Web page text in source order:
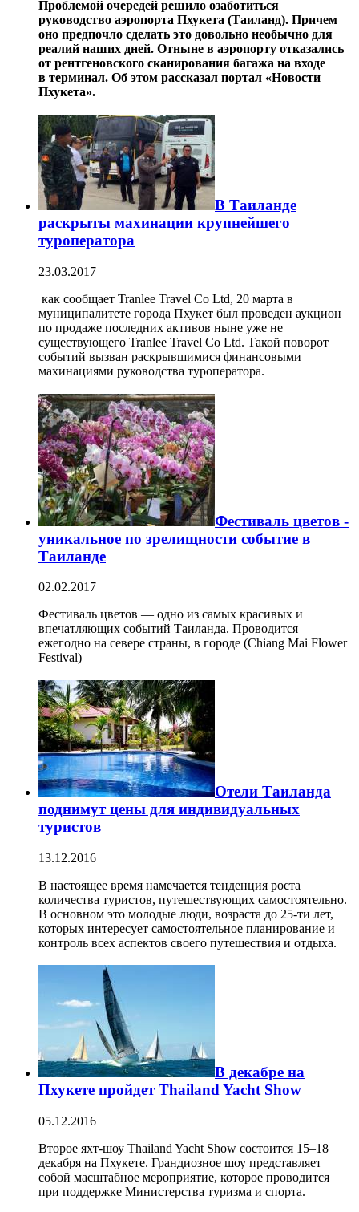
Проблемой очередей решило озаботиться
руководство аэропорта Пхукета (Таиланд). Причем
оно предпочло сделать это довольно необычно для
реалий наших дней. Отныне в аэропорту отказались
от рентгеновского сканирования багажа на входе
в терминал. Об этом рассказал портал «Новости
Пхукета».
В Таиланде
раскрыты махинации крупнейшего
туроператора
23.03.2017
как сообщает Tranlee Travel Co Ltd, 20 марта в
муниципалитете города Пхукет был проведен аукцион
по продаже последних активов ныне уже не
существующего Tranlee Travel Co Ltd. Такой поворот
событий вызван раскрывшимися финансовыми
махинациями руководства туроператора.
Фестиваль цветов -
уникальное по зрелищности событие в
Таиланде
02.02.2017
Фестиваль цветов — одно из самых красивых и
впечатляющих событий Таиланда. Проводится
ежегодно на севере страны, в городе (Chiang Mai Flower
Festival)
Отели Таиланда
поднимут цены для индивидуальных
туристов
13.12.2016
В настоящее время намечается тенденция роста
количества туристов, путешествующих самостоятельно.
В основном это молодые люди, возраста до 25-ти лет,
которых интересует самостоятельное планирование и
контроль всех аспектов своего путешествия и отдыха.
В декабре на
Пхукете пройдет Thailand Yacht Show
05.12.2016
Второе яхт-шоу Thailand Yacht Show состоится 15–18
декабря на Пхукете. Грандиозное шоу представляет
собой масштабное мероприятие, которое проводится
при поддержке Министерства туризма и спорта.